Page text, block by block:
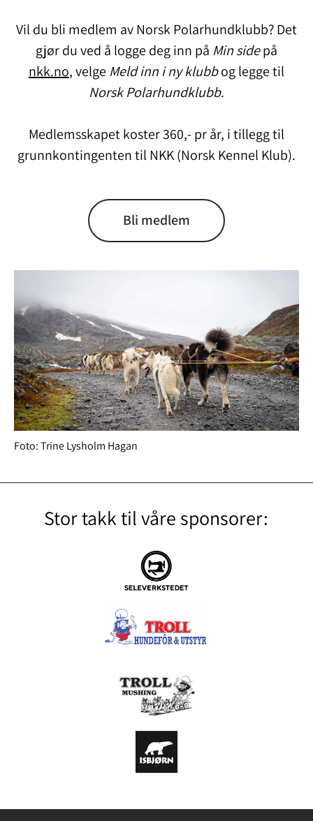
Vil du bli medlem av Norsk Polarhundklubb? Det
gjør du ved å logge deg inn på Min sidepå
nkk.no, velge Meld inn i ny klubbog legge til
Norsk Polarhundklubb.
Medlemsskapet koster 360,- pr år, i tillegg til
grunnkontingenten til NKK (Norsk Kennel Klub).
Bli medlem
Foto: Trine Lysholm Hagan
Stor takk til våre sponsorer: